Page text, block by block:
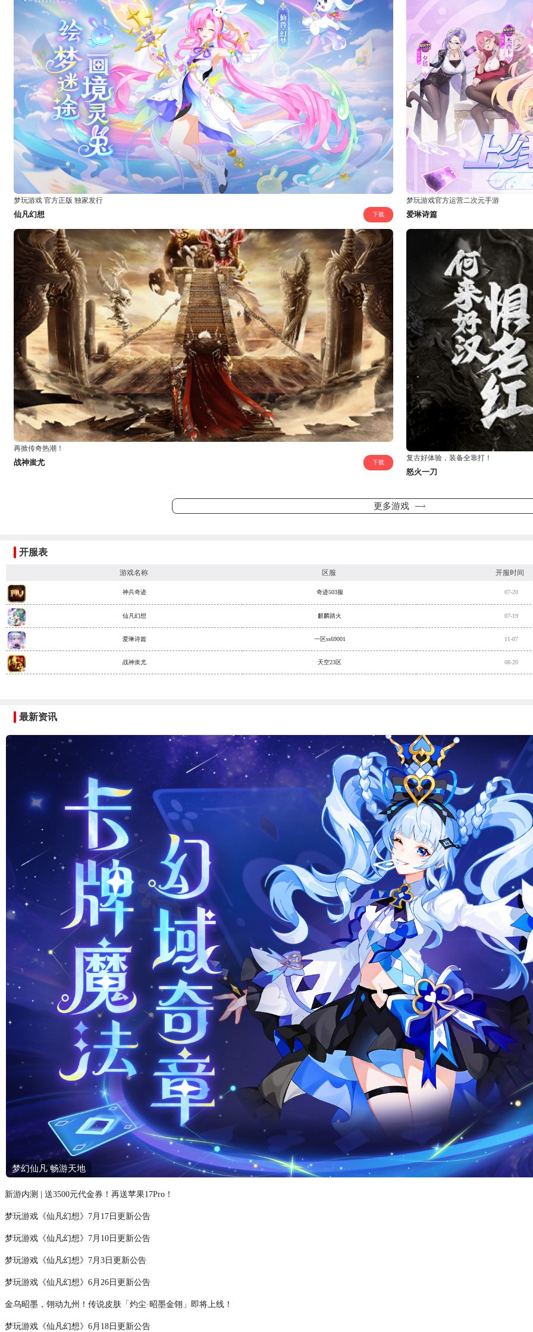
梦玩游戏 官方正版 独家发行
仙凡幻想 下载
梦玩游戏官方运营二次元手游
爱琳诗篇
再掀传奇热潮！
战神蚩尤 下载
复古好体验，装备全靠打！
怒火一刀
更多游戏
开服表
游戏名称 区服 开服时间
神兵奇迹 奇迹503服 07-20
仙凡幻想 麒麟踏火 07-19
爱琳诗篇 一区ss69001 11-07
战神蚩尤 天空23区 08-20
最新资讯
梦幻仙凡 畅游天地
新游内测 | 送3500元代金券！再送苹果17Pro！
梦玩游戏《仙凡幻想》7月17日更新公告
梦玩游戏《仙凡幻想》7月10日更新公告
梦玩游戏《仙凡幻想》7月3日更新公告
梦玩游戏《仙凡幻想》6月26日更新公告
金乌昭墨，翎动九州！传说皮肤「灼尘·昭墨金翎」即将上线！
梦玩游戏《仙凡幻想》6月18日更新公告